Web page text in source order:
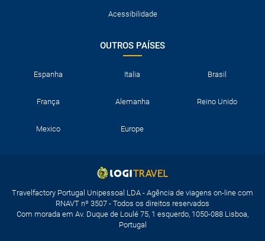
Acessibilidade
OUTROS PAÍSES
Espanha Italia Brasil
França Alemanha Reino Unido
Mexico Europe
Travelfactory Portugal Unipessoal LDA - Agência de viagens on-line com
RNAVT nº 3507 - Todos os direitos reservados
Com morada em Av. Duque de Loulé 75, 1 esquerdo, 1050-088 Lisboa,
Portugal